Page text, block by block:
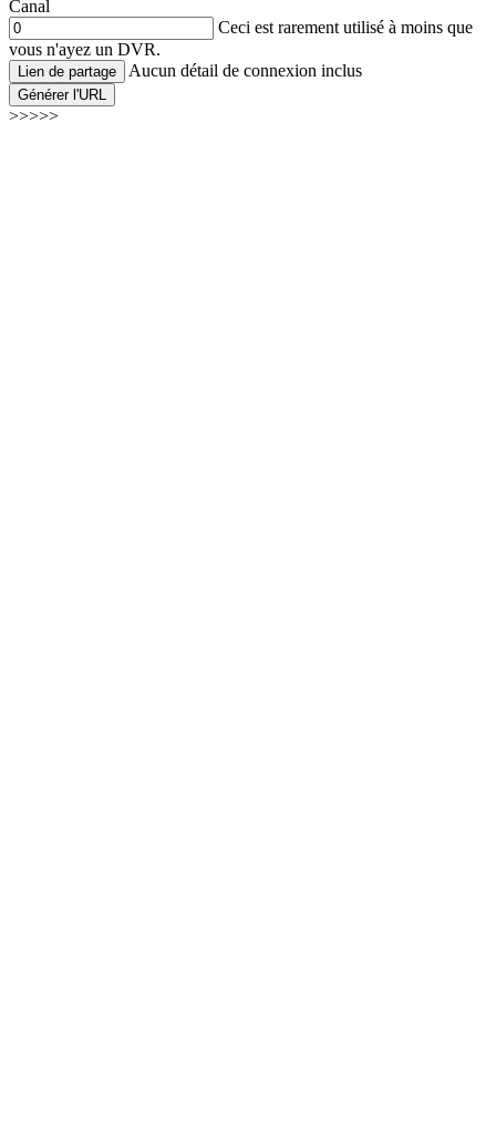
Canal
Ceci est rarement utilisé à moins que
vous n'ayez un DVR.
Lien de partage Aucun détail de connexion inclus
Générer l'URL
>>>>>